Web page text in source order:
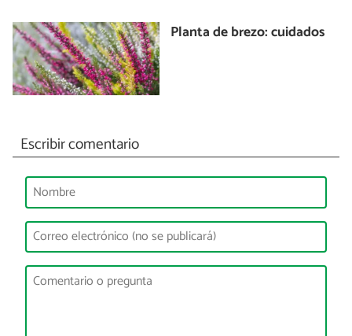
Planta de brezo: cuidados
Escribir comentario